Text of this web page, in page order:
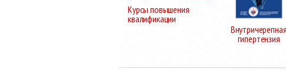
Курсы повышения
квалификации
Внутричерепная
гипертензия